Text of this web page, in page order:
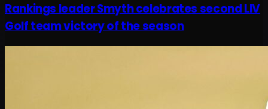
Rankings leader Smyth celebrates second LIV
Golf team victory of the season